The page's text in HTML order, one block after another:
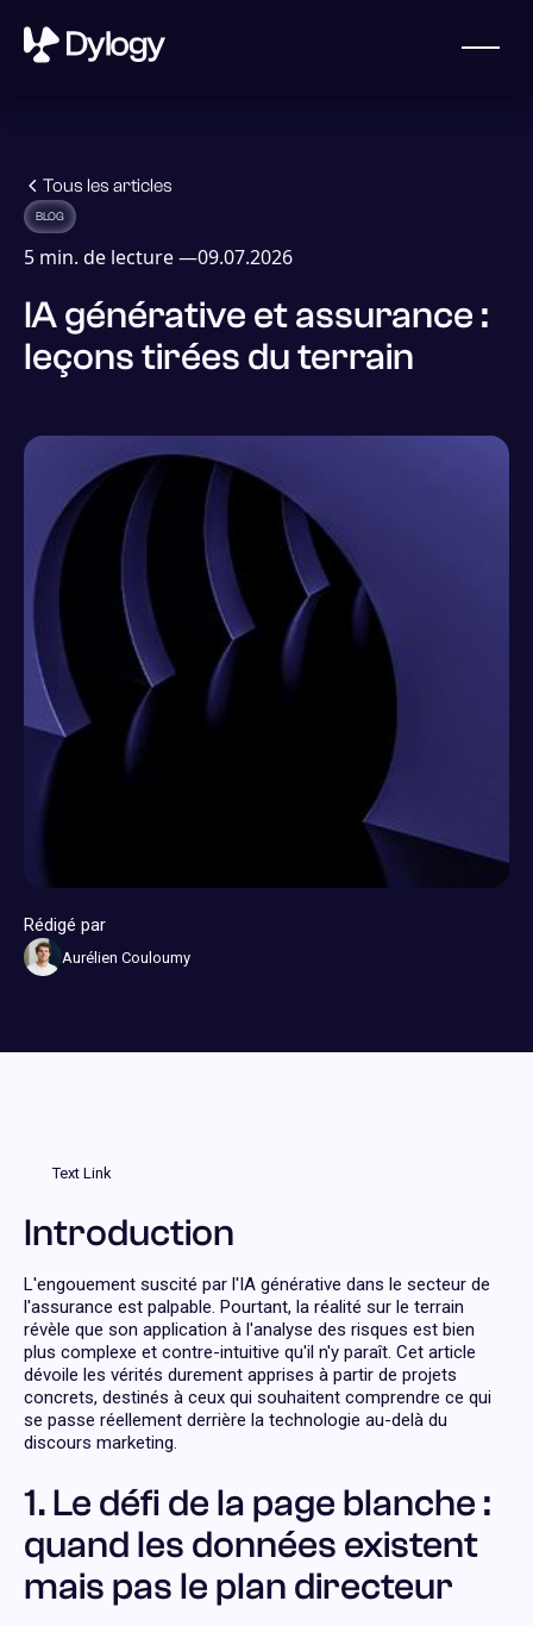
Obtenir une démo
Dylogy, une start-up française fondée en 2023, aide les
assureurs, les réassureurs et les courtiers à exploiter le
potentiel de leurs documents et à gérer leurs risques.
Contactez-nous
Tous les articles
BLOG
5 min. de lecture —09.07.2026
IA générative et assurance :
leçons tirées du terrain
Rédigé par
Aurélien Couloumy
Text Link
Introduction
L'engouement suscité par l'IA générative dans le secteur de
l'assurance est palpable. Pourtant, la réalité sur le terrain
révèle que son application à l'analyse des risques est bien
plus complexe et contre-intuitive qu'il n'y paraît. Cet article
dévoile les vérités durement apprises à partir de projets
concrets, destinés à ceux qui souhaitent comprendre ce qui
se passe réellement derrière la technologie au-delà du
discours marketing.
1. Le défi de la page blanche :
quand les données existent
mais pas le plan directeur